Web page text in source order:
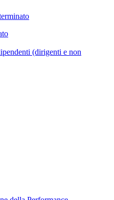
(dirigenti e non